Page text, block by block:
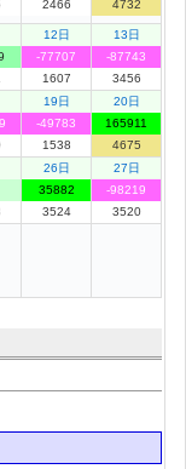
2466
4732
12日
-77707
1607
13日
-87743
3456
19日
-49783
1538
20日
165911
4675
26日
35882
3524
27日
-98219
3520